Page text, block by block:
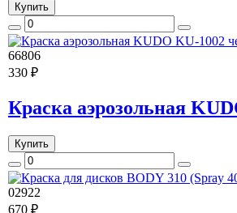
Купить
66806
330 ₽
Краска аэрозольная
Купить
02922
670 ₽